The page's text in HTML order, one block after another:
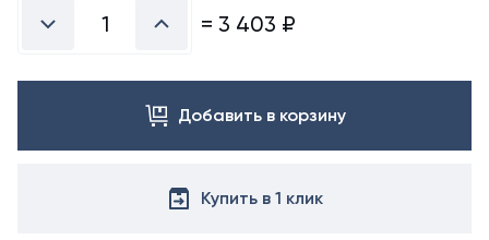
цвета
справочнике
цветов
RAL.
*
цвета
= 3 403 ₽
Добавить в корзину
Купить в 1 клик